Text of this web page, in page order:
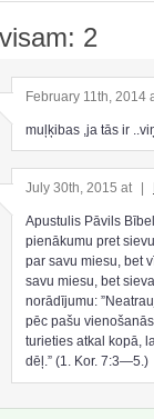
2
February 11th, 2014
muļķibas ,ja tās ir
July 30th, 2015 at
Apustulis Pāvils
pienākumu pret
par savu miesu, bet
savu miesu, bet
norādījumu:
pēc pašu
turieties atkal kopā,
dēļ.” (1. Kor. 7:3—5.)